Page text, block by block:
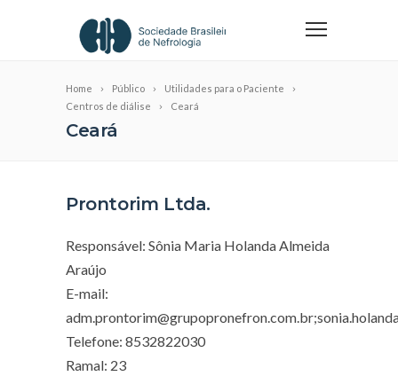
Home Público
Utilidades para o Paciente
Centros de diálise
Ceará
Ceará
Prontorim Ltda.
Responsável: Sônia Maria Holanda Almeida
Araújo
E-mail:
adm.prontorim@grupopronefron.com.br;
Telefone: 8532822030
Ramal: 23